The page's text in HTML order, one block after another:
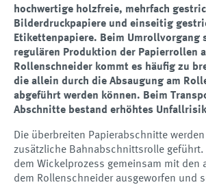
hochwertige holzfreie, mehrfach
Bilderdruckpapiere und einseitig
Etikettenpapiere. Beim Umrollvorgang
regulären Produktion der Papierrollen
Rollenschneider kommt es häufig zu
die allein durch die Absaugung am
abgeführt werden können. Beim
Abschnitte bestand erhöhtes
Die überbreiten Papierabschnitte
zusätzliche Bahnabschnittsrolle geführt.
dem Wickelprozess gemeinsam mit den
dem Rollenschneider ausgeworfen und